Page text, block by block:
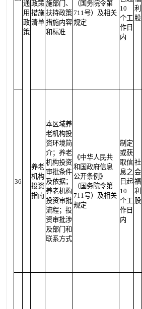
通
用
政
策
政策
措施
清单
施部门、
扶持政策
措施内容
和标准
（国务院令第
711号）及相关
规定
10
个工
作日
内
利
股
36
养老
机构
投资
指南
本区域养
老机构投
资环境简
介；养老
机构投资
审批条件
及依据；
养老机构
投资审批
流程；投
资审批涉
及部门和
联系方式
《中华人民共
和国政府信息
公开条例》
（国务院令第
711号）及相关
规定
制定
或获
取信
息之
日起
10
个工
作日
内
社
会
福
利
股